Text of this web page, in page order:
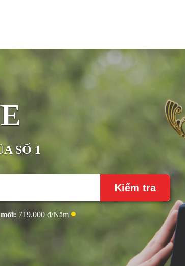
SỐ 1
Kiểm tra
719.000 đ/Năm